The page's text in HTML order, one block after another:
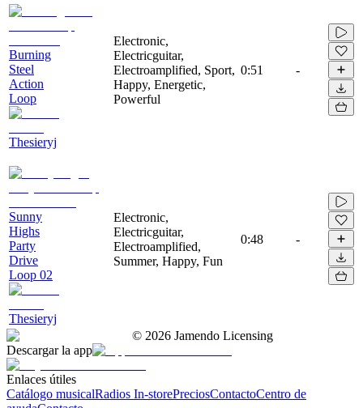
Burning
Steel
Action
Loop
Thesieryj
Electronic,
Electricguitar,
Electroamplified, Sport,
Happy, Energetic,
Powerful
0:51 -
Sunny
Highs
Party
Drive
Loop 02
Thesieryj
Electronic,
Electricguitar,
Electroamplified,
Summer, Happy, Fun
0:48 -
© 2026 Jamendo Licensing
Descargar la app
Enlaces útiles
Catálogo musicalRadios In-storePreciosContactoCentro de